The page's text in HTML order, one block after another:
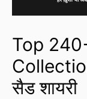
Top
सैड शायरी